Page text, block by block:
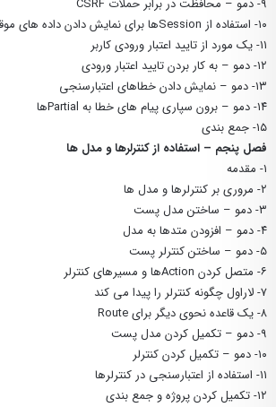
۹- دمو – محافظت در برابر حملات CSRF
۱۰- استفاده از Sessionها برای نمایش دادن داده های موقت
۱۱- یک مورد از تایید اعتبار ورودی کاربر
۱۲- دمو – به کار بردن تایید اعتبار ورودی
۱۳- دمو – نمایش دادن خطاهای اعتبارسنجی
۱۴- دمو – برون سپاری پیام های خطا به Partialها
۱۵- جمع بندی
فصل پنجم – استفاده از کنترلرها و مدل ها
۱- مقدمه
۲- مروری بر کنترلرها و مدل ها
۳- دمو – ساختن مدل پست
۴- دمو – افزودن متدها به مدل
۵- دمو – ساختن کنترلر پست
۶- متصل کردن Actionها و مسیرهای کنترلر
۷- لاراول چگونه کنترلر را پیدا می کند
۸- یک قاعده نحوی دیگر برای Route
۹- دمو – تکمیل کردن مدل پست
۱۰- دمو – تکمیل کردن کنترلر
۱۱- استفاده از اعتبارسنجی در کنترلرها
۱۲- تکمیل کردن پروژه و جمع بندی